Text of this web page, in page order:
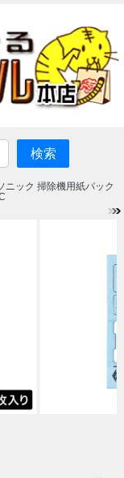
ニック 掃除機用紙パック